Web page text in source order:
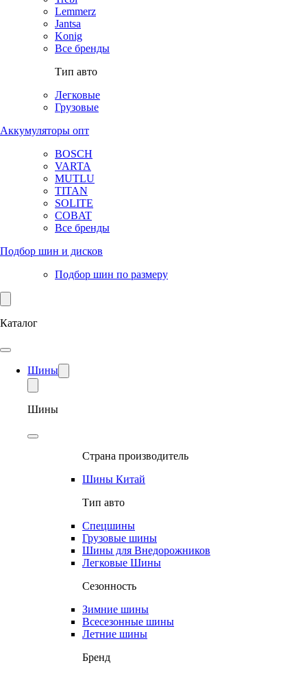
Lemmerz
Jantsa
Konig
Все бренды
Тип авто
Легковые
Грузовые
Аккумуляторы опт
BOSCH
VARTA
MUTLU
TITAN
SOLITE
COBAT
Все бренды
Подбор шин и дисков
Подбор шин по размеру
Каталог
Шины
Шины
Страна производитель
Шины Китай
Тип авто
Спецшины
Грузовые шины
Шины для Внедорожников
Легковые Шины
Сезонность
Зимние шины
Всесезонные шины
Летние шины
Бренд